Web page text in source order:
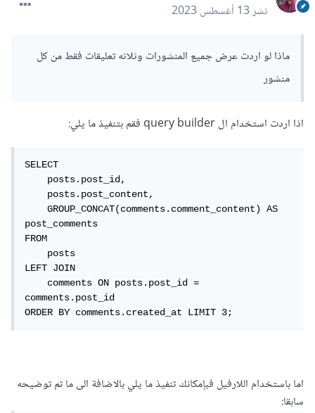
نشر13 أغسطس 2023
ماذا لو اردت عرض جميع المنشورات وثلاثه تعليقات فقط من كل
منشور
اذا اردت استخدام ال query builder فقم بتنفيذ ما يلي:
SELECT
    posts.post_id,
    posts.post_content,
    GROUP_CONCAT(comments.comment_content) AS
post_comments
FROM
    posts
LEFT JOIN
    comments ON posts.post_id =
comments.post_id
ORDER BY comments.created_at LIMIT 3;
اما باستخدام اللارفيل فبإمكانك تنفيذ ما يلي بالاضافة الى ما تم توضيحه
سابقا: